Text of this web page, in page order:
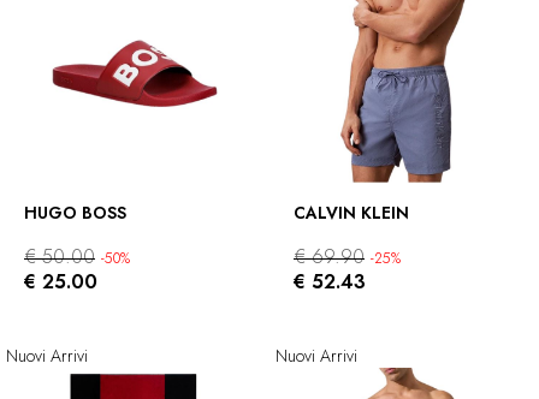
HUGO BOSS
€ 50.00 -50%
€ 25.00
CALVIN KLEIN
€ 69.90 -25%
€ 52.43
Nuovi Arrivi Nuovi Arrivi